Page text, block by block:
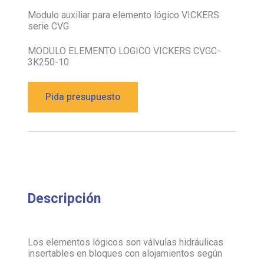
Modulo auxiliar para elemento lógico VICKERS
serie CVG
MODULO ELEMENTO LOGICO VICKERS CVGC-
3K250-10
Pida presupuesto
Descripción
Los elementos lógicos son válvulas hidráulicas
insertables en bloques con alojamientos según